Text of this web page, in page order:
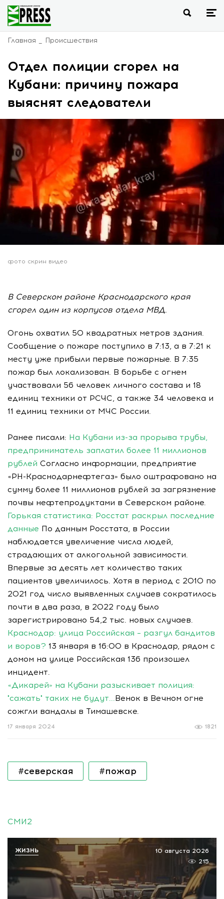
Главная Происшествия
Отдел полиции сгорел на
Кубани: причину пожара
выяснят следователи
фото скрин видео
В Северском районе Краснодарского края
сгорел один из корпусов отдела МВД.
Огонь охватил 50 квадратных метров здания.
Сообщение о пожаре поступило в 7:13, а в 7:21 к
месту уже прибыли первые пожарные. В 7:35
пожар был локализован. В борьбе с огнем
участвовали 56 человек личного состава и 18
единиц техники от РСЧС, а также 34 человека и
11 единиц техники от МЧС России.
Ранее писали: На Кубани из-за прорыва трубы,
предприниматель заплатил более 11 миллионов
рублей Согласно информации, предприятие
«РН-Краснодарнефтегаз» было оштрафовано на
сумму более 11 миллионов рублей за загрязнение
почвы нефтепродуктами в Северском районе.
Горькая статистика: Росстат раскрыл последние
данные По данным Росстата, в России
наблюдается увеличение числа людей,
страдающих от алкогольной зависимости.
Впервые за десять лет количество таких
пациентов увеличилось. Хотя в период с 2010 по
2021 год число выявленных случаев сократилось
почти в два раза, в 2022 году было
зарегистрировано 54,2 тыс. новых случаев.
Краснодар: улица Российская – разгул бандитов
и воров? 13 января в 16:00 в Краснодар, рядом с
домом на улице Российская 136 произошел
инцидент.
«Дикарей» на Кубани разыскивает полиция:
"сажать" таких не будут...Венок в Вечном огне
сожгли вандалы в Тимашевске.
1821
17 января 2024
#северская #пожар
СМИ2
10 августа 2026
215
ЖИЗНЬ